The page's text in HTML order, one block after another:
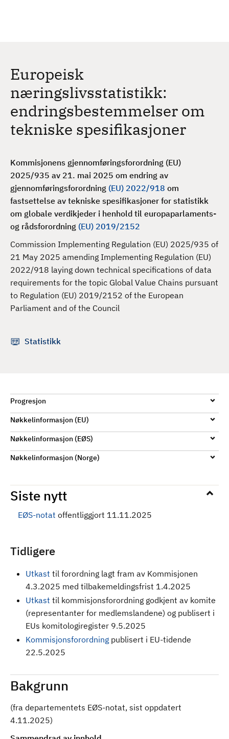
Europeisk
næringslivsstatistikk:
endringsbestemmelser om
tekniske spesifikasjoner
Kommisjonens gjennomføringsforordning (EU)
2025/935 av 21. mai 2025 om endring av
gjennomføringsforordning (EU) 2022/918 om
fastsettelse av tekniske spesifikasjoner for statistikk
om globale verdikjeder i henhold til europaparlaments-
og rådsforordning (EU) 2019/2152
Commission Implementing Regulation (EU) 2025/935 of
21 May 2025 amending Implementing Regulation (EU)
2022/918 laying down technical specifications of data
requirements for the topic Global Value Chains pursuant
to Regulation (EU) 2019/2152 of the European
Parliament and of the Council
Statistikk
Progresjon
Nøkkelinformasjon (EU)
Nøkkelinformasjon (EØS)
Nøkkelinformasjon (Norge)
Siste nytt
EØS-notat offentliggjort 11.11.2025
Tidligere
Utkast til forordning lagt fram av Kommisjonen
4.3.2025 med tilbakemeldingsfrist 1.4.2025
Utkast til kommisjonsforordning godkjent av komite
(representanter for medlemslandene) og publisert i
EUs komitologiregister 9.5.2025
Kommisjonsforordning publisert i EU-tidende
22.5.2025
Bakgrunn
(fra departementets EØS-notat, sist oppdatert
4.11.2025)